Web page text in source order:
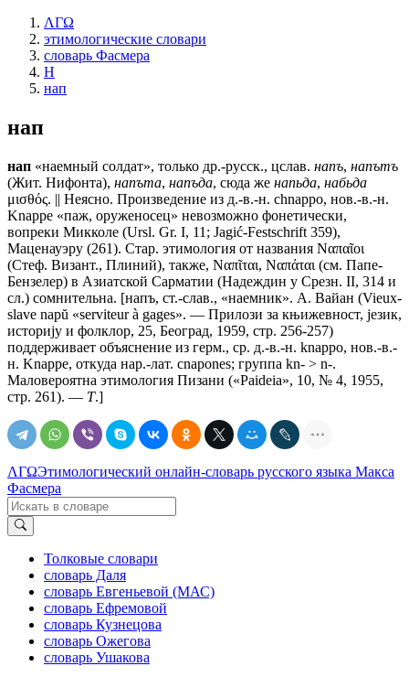
ΛΓΩ
этимологические словари
словарь Фасмера
Н
нап
нап
нап «наемный солдат», только др.-русск., цслав. напъ, напътъ
(Жит. Нифонта), напъта, напъда, сюда же напьда, набьда
μισθός. || Неясно. Произведение из д.-в.-н. сhnарро, нов.-в.-н.
Knарре «паж, оруженосец» невозможно фонетически,
вопреки Микколе (Ursl. Gr. I, 11; Jagić-Festschrift 359),
Маценауэру (261). Стар. этимология от названия Ναπαῖοι
(Стеф. Визант., Плиний), также, Ναπῖται, Ναπάται (см. Папе-
Бензелер) в Азиатской Сарматии (Надеждин у Срезн. II, 314 и
сл.) сомнительна. [напъ, ст.-слав., «наемник». А. Вайан (Vieuх-
slave nарŭ «serviteur à gages». — Прилози за књижевност, jезик,
историjу и фолклор, 25, Београд, 1959, стр. 256-257)
поддерживает объяснение из герм., ср. д.-в.-н. knарро, нов.-в.-
н. Knарре, откуда нар.-лат. сnароnеs; группа kn- > n-.
Маловероятна этимология Пизани («Раidеiа», 10, № 4, 1955,
стр. 261). — Т.]
ΛΓΩЭтимологический онлайн-словарь русского языка Макса
Фасмера
Толковые словари
словарь Даля
словарь Евгеньевой (МАС)
словарь Ефремовой
словарь Кузнецова
словарь Ожегова
словарь Ушакова